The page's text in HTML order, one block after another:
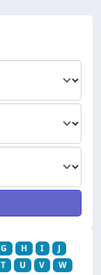
G H I
J
T U V
W